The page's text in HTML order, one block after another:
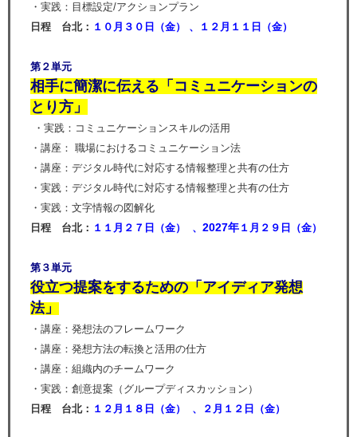
・実践：目標設定/アクションプラン
日程 台北： １０ 月３０日（金） 、１２ 月１１日（金）
第２単元
相手に簡潔に伝える「コミュニケーションの
とり方」
・実践：コミュニケーションスキルの活用
・講座： 職場におけるコミュニケーション法
・講座：デジタル時代に対応する情報整理と共有の仕方
・実践：デジタル時代に対応する情報整理と共有の仕方
・実践：文字情報の図解化
日程 台北： １１ 月２７日（金） 、 2027年 １ 月２９日（金）
第３単元
役立つ提案をするための「アイディア発想
法」
・講座：発想法のフレームワーク
・講座：発想方法の転換と活用の仕方
・講座：組織内のチームワーク
・実践：創意提案（グループディスカッション）
日程 台北： １２ 月１８日（金） 、２ 月１２日（金）